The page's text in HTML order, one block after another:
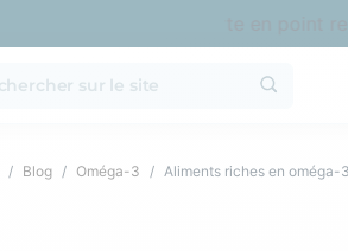
Blog Oméga-3 Aliments riches en oméga-